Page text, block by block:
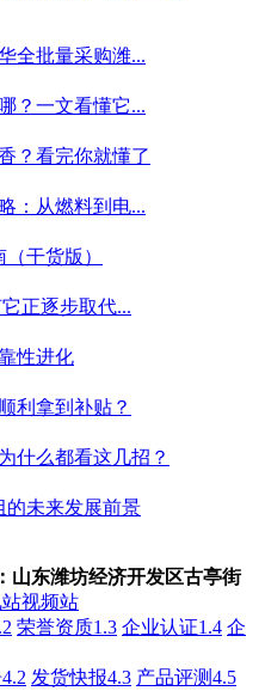
全批量采购潍...
？一文看懂它...
？看完你就懂了
：从燃料到电...
干货版）
正逐步取代...
性进化
利拿到补贴？
什么都看这几招？
的未来发展前景
山东潍坊经济开发区古亭街
视频站
荣誉资质1.3 企业认证1.4 企
发货快报4.3 产品评测4.5